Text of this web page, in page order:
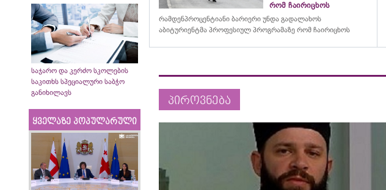
საჯარო და კერძო სკოლების
საკითხს სპეციალური საბჭო
განიხილავს
ყველაზე პოპულარული
რომ ჩაირიცხოს
რამდენპროცენტიანი ბარიერი უნდა გადალახოს
აბიტურიენტმა პროფესიულ პროგრამაზე რომ ჩაირიცხოს
პიროვნება